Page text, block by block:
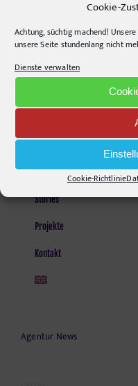
Cookie-
Achtung, süchtig machend!
unsere Seite stundenlang nicht
Dienste verwalten
Cookie-Richtlinie
Monday - Friday, 9am - 6pm
Agentur
Stories
Projekte
Kontakt
Agentur News